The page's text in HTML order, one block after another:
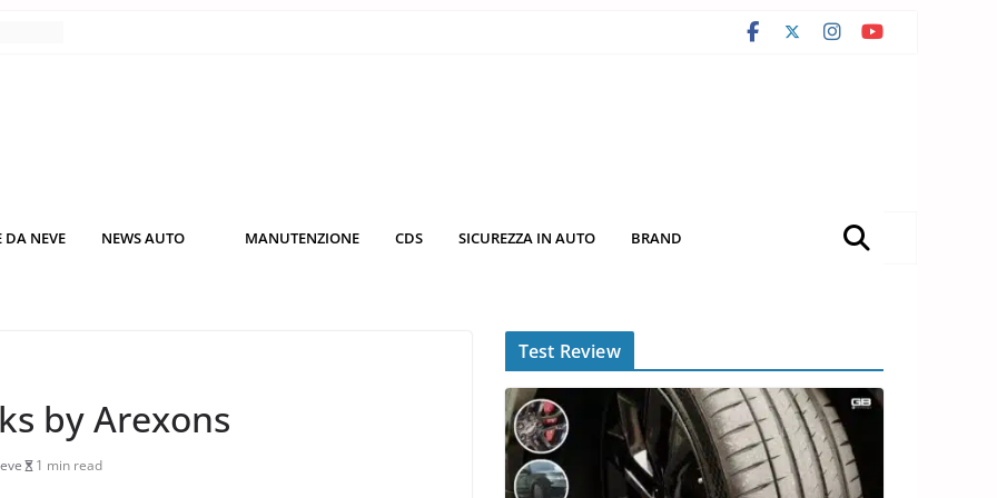
da
DA NEVE NEWS AUTO MANUTENZIONE CDS SICUREZZA IN AUTO BRAND
by Arexons
1 min read
Test Review